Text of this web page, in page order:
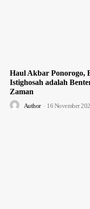
Haul Akbar Ponorogo,
Istighosah adalah
Zaman
Author - 16 November